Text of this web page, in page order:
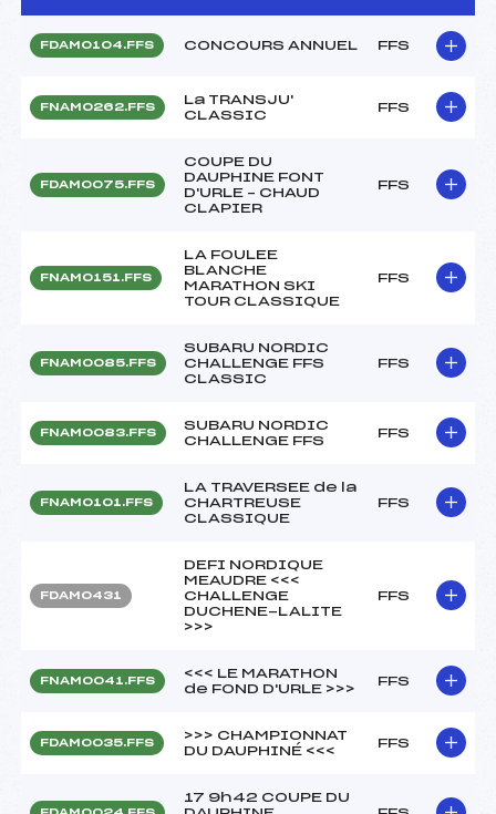
FDAM0104.FFS CONCOURS ANNUEL FFS
FNAM0262.FFS
La TRANSJU'
CLASSIC
FFS
FDAM0075.FFS
COUPE DU
DAUPHINE FONT
D'URLE – CHAUD
CLAPIER
FFS
FNAM0151.FFS
LA FOULEE
BLANCHE
MARATHON SKI
TOUR CLASSIQUE
FFS
FNAM0085.FFS
SUBARU NORDIC
CHALLENGE FFS
CLASSIC
FFS
FNAM0083.FFS
SUBARU NORDIC
CHALLENGE FFS
FFS
FNAM0101.FFS
LA TRAVERSEE de la
CHARTREUSE
CLASSIQUE
FFS
FDAM0431
DEFI NORDIQUE
MEAUDRE <<<
CHALLENGE
DUCHENE-LALITE
>>>
FFS
FNAM0041.FFS
<<< LE MARATHON
de FOND D'URLE >>>
FFS
FDAM0035.FFS
>>> CHAMPIONNAT
DU DAUPHINÉ <<<
FFS
17 9h42 COUPE DU